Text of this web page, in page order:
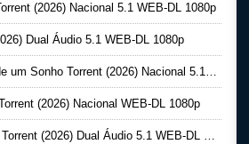
(2026) Nacional 5.1 WEB-DL 1080p
Dual Áudio 5.1 WEB-DL 1080p
Torrent (2026) Nacional 5.1 WEB-DL 1080p
(2026) Nacional WEB-DL 1080p
(2026) Dual Áudio 5.1 WEB-DL 1080p